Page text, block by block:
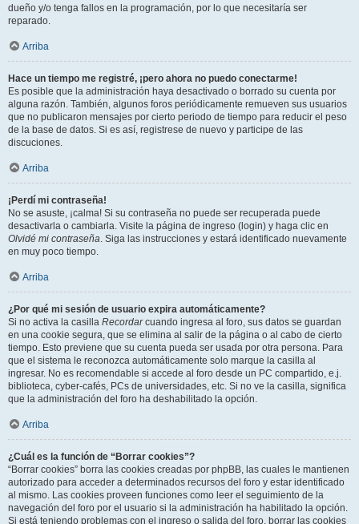
dueño y/o tenga fallos en la programación, por lo que necesitaría ser
reparado.
Arriba
Hace un tiempo me registré, ¡pero ahora no puedo conectarme!
Es posible que la administración haya desactivado o borrado su cuenta por
alguna razón. También, algunos foros periódicamente remueven sus usuarios
que no publicaron mensajes por cierto periodo de tiempo para reducir el peso
de la base de datos. Si es así, registrese de nuevo y participe de las
discuciones.
Arriba
¡Perdí mi contraseña!
No se asuste, ¡calma! Si su contraseña no puede ser recuperada puede
desactivarla o cambiarla. Visite la página de ingreso (login) y haga clic en
Olvidé mi contraseña. Siga las instrucciones y estará identificado nuevamente
en muy poco tiempo.
Arriba
¿Por qué mi sesión de usuario expira automáticamente?
Si no activa la casilla Recordarcuando ingresa al foro, sus datos se guardan
en una cookie segura, que se elimina al salir de la página o al cabo de cierto
tiempo. Esto previene que su cuenta pueda ser usada por otra persona. Para
que el sistema le reconozca automáticamente solo marque la casilla al
ingresar. No es recomendable si accede al foro desde un PC compartido, e.j.
biblioteca, cyber-cafés, PCs de universidades, etc. Si no ve la casilla, significa
que la administración del foro ha deshabilitado la opción.
Arriba
¿Cuál es la función de “Borrar cookies”?
“Borrar cookies” borra las cookies creadas por phpBB, las cuales le mantienen
autorizado para acceder a determinados recursos del foro y estar identificado
al mismo. Las cookies proveen funciones como leer el seguimiento de la
navegación del foro por el usuario si la administración ha habilitado la opción.
Si está teniendo problemas con el ingreso o salida del foro, borrar las cookies